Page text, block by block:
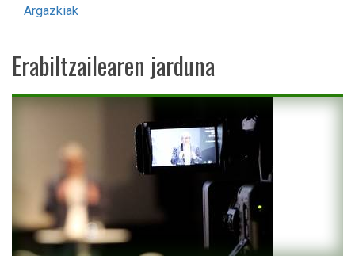
Argazkiak
Erabiltzailearen jarduna